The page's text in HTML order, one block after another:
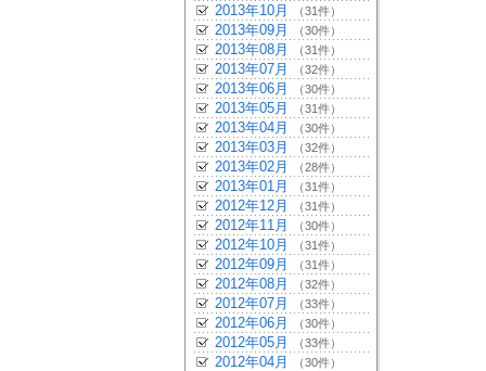
2013年10月 （31件）
2013年09月 （30件）
2013年08月 （31件）
2013年07月 （32件）
2013年06月 （30件）
2013年05月 （31件）
2013年04月 （30件）
2013年03月 （32件）
2013年02月 （28件）
2013年01月 （31件）
2012年12月 （31件）
2012年11月 （30件）
2012年10月 （31件）
2012年09月 （31件）
2012年08月 （32件）
2012年07月 （33件）
2012年06月 （30件）
2012年05月 （33件）
2012年04月 （30件）